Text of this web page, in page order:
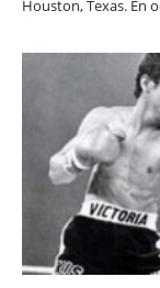
Houston, Texas. En